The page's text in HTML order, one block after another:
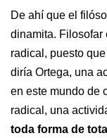
De ahí que el
dinamita. Filosofar
radical, puesto
diría Ortega, una
en este mundo de
radical, una
toda forma de